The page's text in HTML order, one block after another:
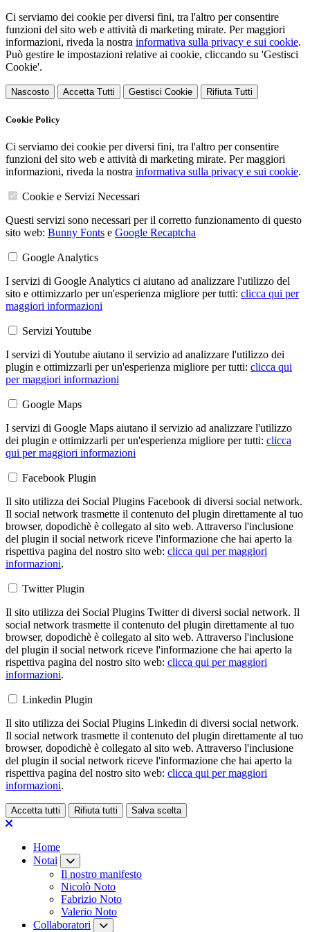
Ci serviamo dei cookie per diversi fini, tra l'altro per consentire
funzioni del sito web e attività di marketing mirate. Per maggiori
informazioni, riveda la nostra informativa sulla privacy e sui cookie.
Può gestire le impostazioni relative ai cookie, cliccando su 'Gestisci
Cookie'.
Nascosto Accetta Tutti Gestisci Cookie Rifiuta Tutti
Cookie Policy
Ci serviamo dei cookie per diversi fini, tra l'altro per consentire
funzioni del sito web e attività di marketing mirate. Per maggiori
informazioni, riveda la nostra informativa sulla privacy e sui cookie.
Cookie e Servizi Necessari
Questi servizi sono necessari per il corretto funzionamento di questo
sito web: Bunny Fonts e Google Recaptcha
Google Analytics
I servizi di Google Analytics ci aiutano ad analizzare l'utilizzo del
sito e ottimizzarlo per un'esperienza migliore per tutti: clicca qui per
maggiori informazioni
Servizi Youtube
I servizi di Youtube aiutano il servizio ad analizzare l'utilizzo dei
plugin e ottimizzarli per un'esperienza migliore per tutti: clicca qui
per maggiori informazioni
Google Maps
I servizi di Google Maps aiutano il servizio ad analizzare l'utilizzo
dei plugin e ottimizzarli per un'esperienza migliore per tutti: clicca
qui per maggiori informazioni
Facebook Plugin
Il sito utilizza dei Social Plugins Facebook di diversi social network.
Il social network trasmette il contenuto del plugin direttamente al tuo
browser, dopodichè è collegato al sito web. Attraverso l'inclusione
del plugin il social network riceve l'informazione che hai aperto la
rispettiva pagina del nostro sito web: clicca qui per maggiori
informazioni.
Twitter Plugin
Il sito utilizza dei Social Plugins Twitter di diversi social network. Il
social network trasmette il contenuto del plugin direttamente al tuo
browser, dopodichè è collegato al sito web. Attraverso l'inclusione
del plugin il social network riceve l'informazione che hai aperto la
rispettiva pagina del nostro sito web: clicca qui per maggiori
informazioni.
Linkedin Plugin
Il sito utilizza dei Social Plugins Linkedin di diversi social network.
Il social network trasmette il contenuto del plugin direttamente al tuo
browser, dopodichè è collegato al sito web. Attraverso l'inclusione
del plugin il social network riceve l'informazione che hai aperto la
rispettiva pagina del nostro sito web: clicca qui per maggiori
informazioni.
Accetta tutti Rifiuta tutti Salva scelta
Loading...
Home
Notai
Il nostro manifesto
Nicolò Noto
Fabrizio Noto
Valerio Noto
Collaboratori